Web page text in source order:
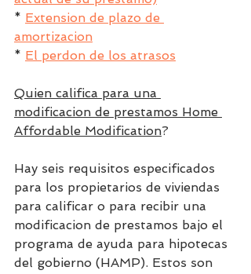
* Extension de plazo de
amortizacion
* El perdon de los atrasos
Quien califica para una
modificacion de prestamos Home
Affordable Modification?
Hay seis requisitos especificados
para los propietarios de viviendas
para calificar o para recibir una
modificacion de prestamos bajo el
programa de ayuda para hipotecas
del gobierno (HAMP). Estos son